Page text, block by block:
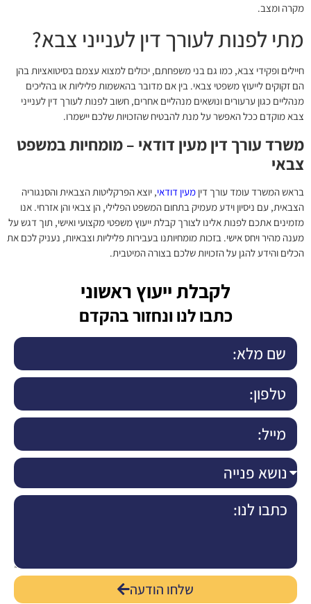
מקרה ומצב.
מתי לפנות לעורך דין לענייני צבא?
חיילים ופקידי צבא, כמו גם בני משפחתם, יכולים למצוא עצמם בסיטואציות בהן
הם זקוקים לייעוץ משפטי צבאי. בין אם מדובר בהאשמות פליליות או בהליכים
מנהליים כגון ערעורים ונושאים מנהליים אחרים, חשוב לפנות לעורך דין לענייני
צבא מוקדם ככל האפשר על מנת להבטיח שהזכויות שלכם יישמרו.
משרד עורך דין מעין דודאי – מומחיות במשפט
צבאי
בראש המשרד עומד עורך דין מעין דודאי, יוצא הפרקליטות הצבאית והסנגוריה
הצבאית, עם ניסיון וידע מעמיק בתחום המשפט הפלילי, הן צבאי והן אזרחי. אנו
מזמינים אתכם לפנות אלינו לצורך קבלת ייעוץ משפטי מקצועי ואישי, תוך דגש על
מענה מהיר ויחס אישי. בזכות מומחיותנו בעבירות פליליות וצבאיות, נעניק לכם את
הכלים והידע להגן על הזכויות שלכם בצורה המיטבית.
לקבלת ייעוץ ראשוני
כתבו לנו ונחזור בהקדם
שלחו הודעה